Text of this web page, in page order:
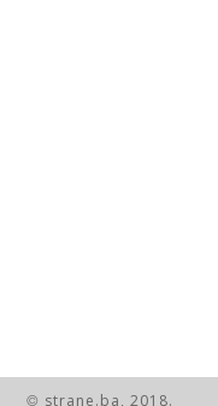
© strane.ba, 2018.